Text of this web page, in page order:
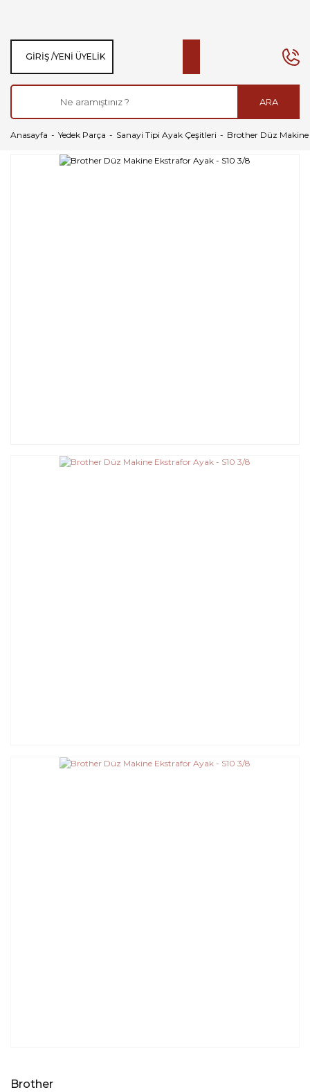
ARA
GIRIŞ /YENI ÜYELIK
Anasayfa Yedek Parça Sanayi Tipi Ayak Çeşitleri Brother Düz
Brother